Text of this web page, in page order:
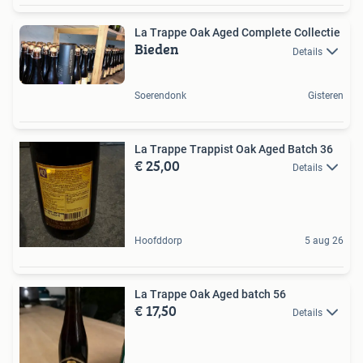
La Trappe Oak Aged Complete Collectie
Bieden Details
Soerendonk Gisteren
La Trappe Trappist Oak Aged Batch 36
€ 25,00 Details
Hoofddorp 5 aug 26
La Trappe Oak Aged batch 56
€ 17,50 Details